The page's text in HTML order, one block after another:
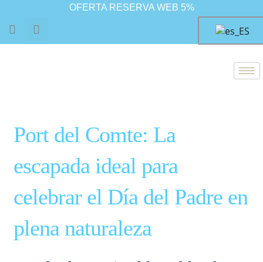
contenido
OFERTA RESERVA WEB 5%
F
a
c
I
n
s
Port del Comte: La
escapada ideal para
celebrar el Día del Padre en
plena naturaleza
entradas